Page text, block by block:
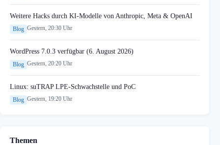
Weitere Hacks durch KI-Modelle von Anthropic, Meta & OpenAI
Blog Gestern, 20:30 Uhr
WordPress 7.0.3 verfügbar (6. August 2026)
Blog Gestern, 20:20 Uhr
Linux: suTRAP LPE-Schwachstelle und PoC
Blog Gestern, 19:20 Uhr
Themen